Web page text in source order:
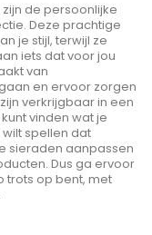
de persoonlijke
Deze prachtige
je stijl, terwijl ze
iets dat voor jou
van
en ervoor zorgen
verkrijgbaar in een
vinden wat je
wilt spellen dat
sieraden aanpassen
Dus ga ervoor
trots op bent, met